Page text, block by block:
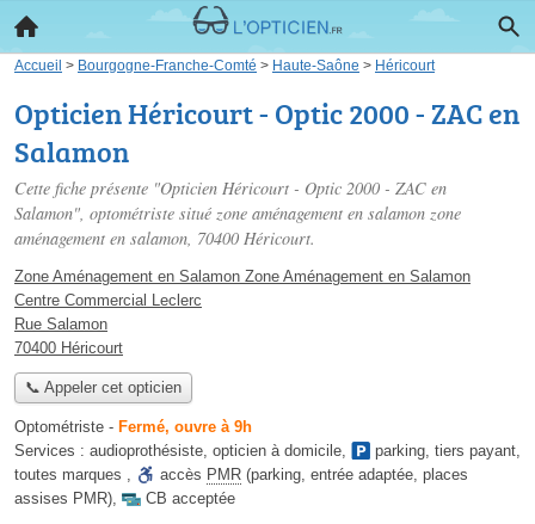
Accueil > Bourgogne-Franche-Comté > Haute-Saône > Héricourt
Opticien Héricourt - Optic 2000 - ZAC en
Salamon
Cette fiche présente "Opticien Héricourt - Optic 2000 - ZAC en
Salamon", optométriste situé zone aménagement en salamon zone
aménagement en salamon, 70400 Héricourt.
Zone Aménagement en Salamon Zone Aménagement en Salamon
Centre Commercial Leclerc
Rue Salamon
70400 Héricourt
📞 Appeler cet opticien
Optométriste - Fermé, ouvre à 9h
Services : audioprothésiste, opticien à domicile, parking, tiers payant,
toutes marques , accès PMR (parking, entrée adaptée, places
assises PMR),
CB acceptée